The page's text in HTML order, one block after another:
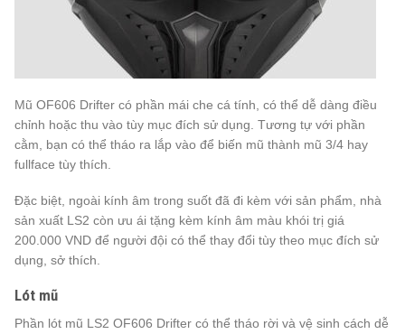
Mũ OF606 Drifter có phần mái che cá tính, có thể dễ dàng điều
chỉnh hoặc thu vào tùy mục đích sử dụng. Tương tự với phần
cằm, bạn có thể tháo ra lắp vào để biến mũ thành mũ 3/4 hay
fullface tùy thích.
Đặc biệt, ngoài kính âm trong suốt đã đi kèm với sản phẩm, nhà
sản xuất LS2 còn ưu ái tặng kèm kính âm màu khói trị giá
200.000 VND để người đội có thể thay đổi tùy theo mục đích sử
dụng, sở thích.
Lót mũ
Phần lót mũ LS2 OF606 Drifter có thể tháo rời và vệ sinh cách dễ